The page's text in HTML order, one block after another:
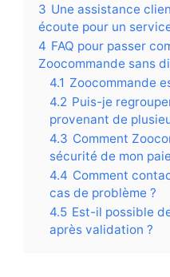
3 Une assistance
écoute pour un
4 FAQ pour passer
Zoocommande sans
4.1 Zoocommande
4.2 Puis-je
provenant de
4.3 Comment
sécurité de mon
4.4 Comment
cas de problème ?
4.5 Est-il possible
après validation ?